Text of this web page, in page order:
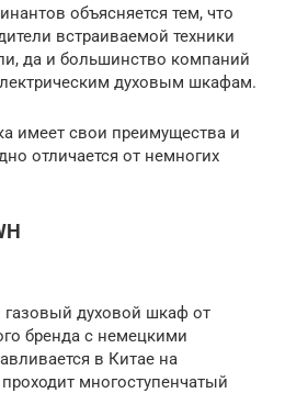
объясняется тем, что
встраиваемой техники
да и большинство компаний
духовым шкафам.
имеет свои преимущества и
отличается от немногих
газовый духовой шкаф от
бренда с немецкими
в Китае на
многоступенчатый